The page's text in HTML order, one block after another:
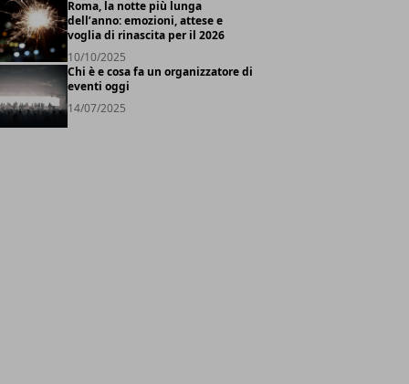
Roma, la notte più lunga
dell’anno: emozioni, attese e
voglia di rinascita per il 2026
10/10/2025
Chi è e cosa fa un organizzatore di
eventi oggi
14/07/2025